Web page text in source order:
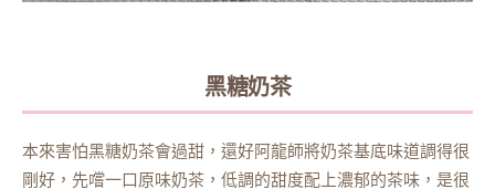
黑糖奶茶
本來害怕黑糖奶茶會過甜，還好阿龍師將奶茶基底味道調得很
剛好，先嚐一口原味奶茶，低調的甜度配上濃郁的茶味，是很